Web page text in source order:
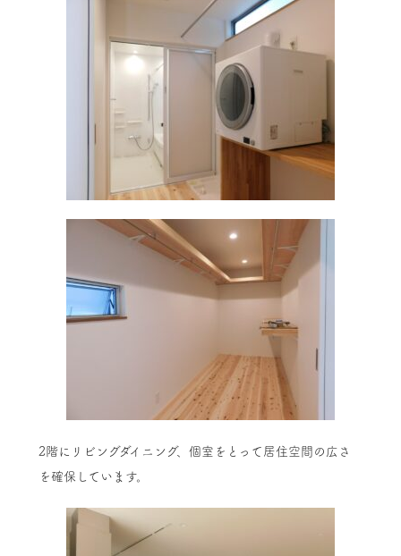
2階にリビングダイニング、個室をとって居住空間の広さ
を確保しています。